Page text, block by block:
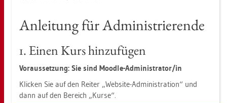
An­lei­tung für Ad­mi­nis­trie­ren­de
1. Einen Kurs hin­zu­fü­gen
Vor­aus­set­zung: Sie sind Mood­le-Ad­mi­nis­tra­tor/in
Kli­cken Sie auf den Rei­ter „Web­site-Ad­mi­nis­tra­ti­on“ und
dann auf den Be­reich „Kurse“.